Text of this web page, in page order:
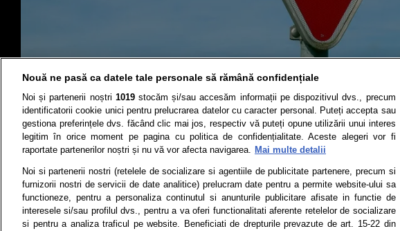
Știri Test drive Mașini electrice
Termeni si conditii Politica de confidentialitate
Nouă ne pasă ca datele tale personale să rămână confidențiale
Noi și partenerii noștri 1019stocăm și/sau accesăm informații pe dispozitivul dvs., precum
identificatorii cookie unici pentru prelucrarea datelor cu caracter personal. Puteți accepta sau
gestiona preferințele dvs. făcând clic mai jos, respectiv vă puteți opune utilizării unui interes
legitim în orice moment pe pagina cu politica de confidențialitate. Aceste alegeri vor fi
raportate partenerilor noștri și nu vă vor afecta navigarea. Mai multe detalii
Noi si partenerii nostri (retelele de socializare si agentiile de publicitate partenere, precum si
furnizorii nostri de servicii de date analitice) prelucram date pentru a permite website-ului sa
functioneze, pentru a personaliza continutul si anunturile publicitare afisate in functie de
interesele si/sau profilul dvs., pentru a va oferi functionalitati aferente retelelor de socializare
si pentru a analiza traficul pe website. Beneficiati de drepturile prevazute de art. 15-22 din